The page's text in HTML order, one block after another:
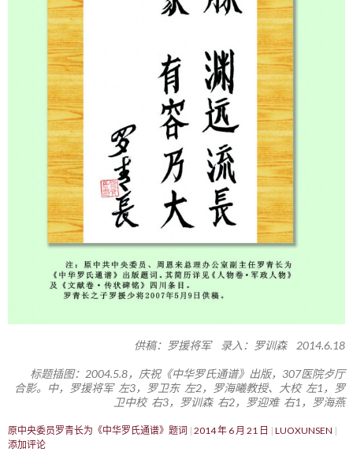
供稿：罗援将军 录入：罗训森 2014.6.18
标题插图：2004.5.8，庆祝《中华罗氏通谱》出版，307医院歺厅
合影。中，罗援将军 左3，罗卫东 左2，罗海曦教授、大校 左1，罗
卫中校 右3，罗训森 右2，罗迎难 右1，罗海燕
原中央委员罗青长为《中华罗氏通谱》题词 2014 年 6 月 21 日
LUOXUNSEN
添加评论